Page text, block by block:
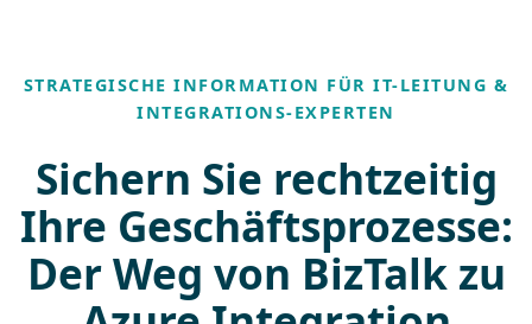
STRATEGISCHE INFORMATION FÜR IT-LEITUNG &
INTEGRATIONS-EXPERTEN
Sichern Sie rechtzeitig
Ihre Geschäftsprozesse:
Der Weg von BizTalk zu